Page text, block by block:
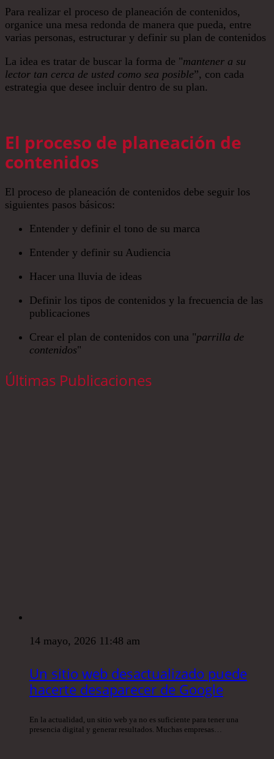
Para realizar el proceso de planeación de contenidos,
organice una mesa redonda de manera que pueda, entre
varias personas, estructurar y definir su plan de contenidos
La idea es tratar de buscar la forma de "mantener a su
lector tan cerca de usted como sea posible”, con cada
estrategia que desee incluir dentro de su plan.
El proceso de planeación de
contenidos
El proceso de planeación de contenidos debe seguir los
siguientes pasos básicos:
Entender y definir el tono de su marca
Entender y definir su Audiencia
Hacer una lluvia de ideas
Definir los tipos de contenidos y la frecuencia de las
publicaciones
Crear el plan de contenidos con una "parrilla de
contenidos"
Últimas Publicaciones
14 mayo, 2026 11:48 am
Un sitio web desactualizado puede
hacerte desaparecer de Google
En la actualidad, un sitio web ya no es suficiente para tener una
presencia digital y generar resultados. Muchas empresas…